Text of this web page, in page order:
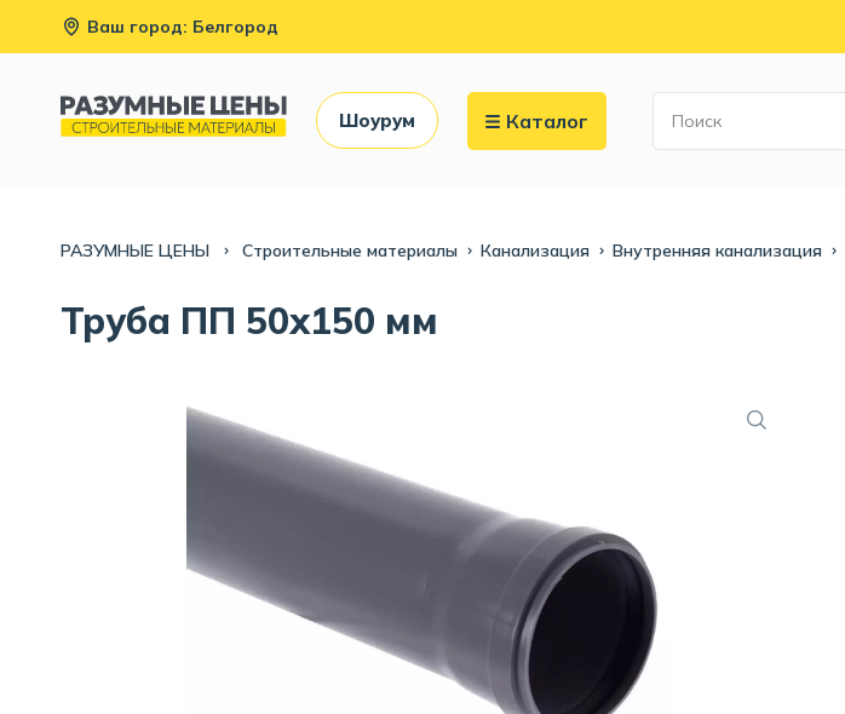
Ваш город: Белгород
Шоурум Каталог
РАЗУМНЫЕ ЦЕНЫ Строительные материалы Канализация Внутренняя канализация
Труба ПП 50х150 мм